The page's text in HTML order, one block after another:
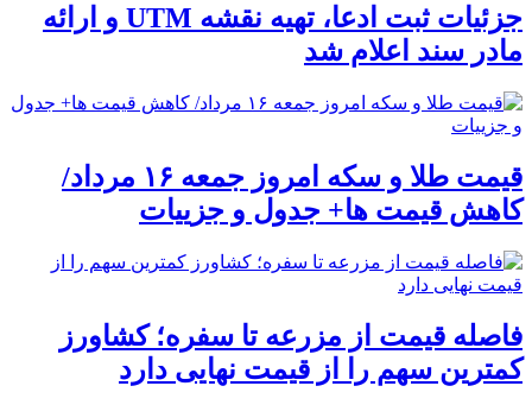
جزئیات ثبت ادعا، تهیه نقشه UTM و ارائه
مادر سند اعلام شد
قیمت طلا و سکه امروز جمعه ۱۶ مرداد/
کاهش قیمت ها+ جدول و جزییات
فاصله قیمت از مزرعه تا سفره؛ کشاورز
کمترین سهم را از قیمت نهایی دارد